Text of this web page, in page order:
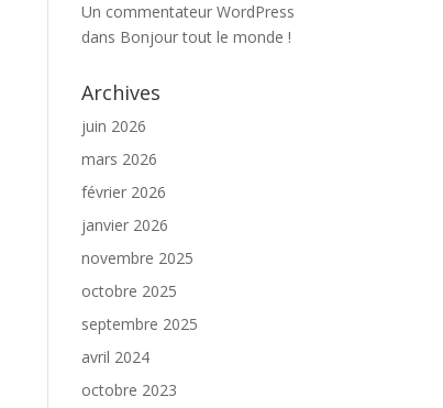
Un commentateur WordPress
dans Bonjour tout le monde !
Archives
juin 2026
mars 2026
février 2026
janvier 2026
novembre 2025
octobre 2025
septembre 2025
avril 2024
octobre 2023